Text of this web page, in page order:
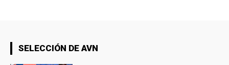
SELECCIÓN DE AVN